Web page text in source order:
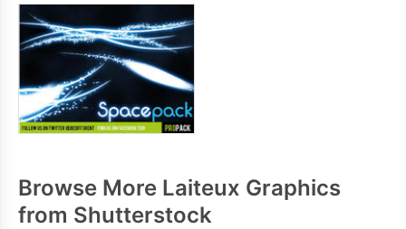
Browse More Laiteux Graphics
from Shutterstock